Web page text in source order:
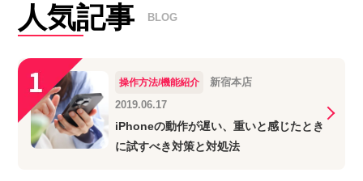
人気記事 BLOG
操作方法/機能紹介
新宿本店
2019.06.17
iPhoneの動作が遅い、重いと感じたとき
に試すべき対策と対処法